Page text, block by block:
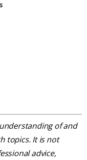
of and
topics. It is not
advice,